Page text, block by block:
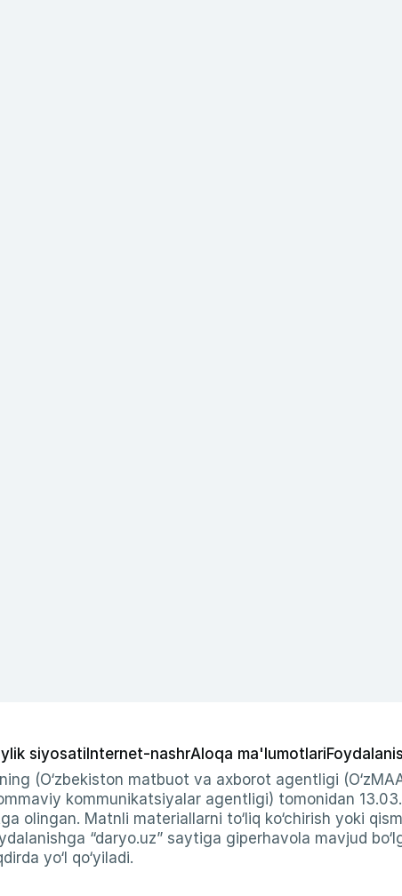
siyosati Internet-nashrAloqa ma'lumotlari
(O‘zbekiston matbuot va axborot agentligi
kommunikatsiyalar agentligi) tomonidan
olingan. Matnli materiallarni to‘liq ko‘chirish yoki
“daryo.uz” saytiga giperhavola mavjud
yo‘l qo‘yiladi.